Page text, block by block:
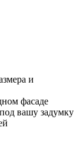
и
фасаде
вашу задумку